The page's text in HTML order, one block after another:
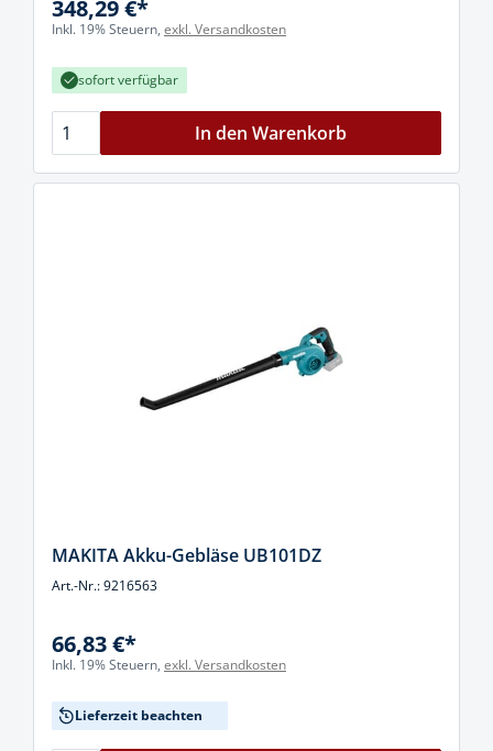
348,29 €*
Inkl. 19% Steuern, exkl. Versandkosten
sofort verfügbar
In den Warenkorb
MAKITA Akku-Gebläse UB101DZ
Art.-Nr.: 9216563
66,83 €*
Inkl. 19% Steuern, exkl. Versandkosten
Lieferzeit beachten